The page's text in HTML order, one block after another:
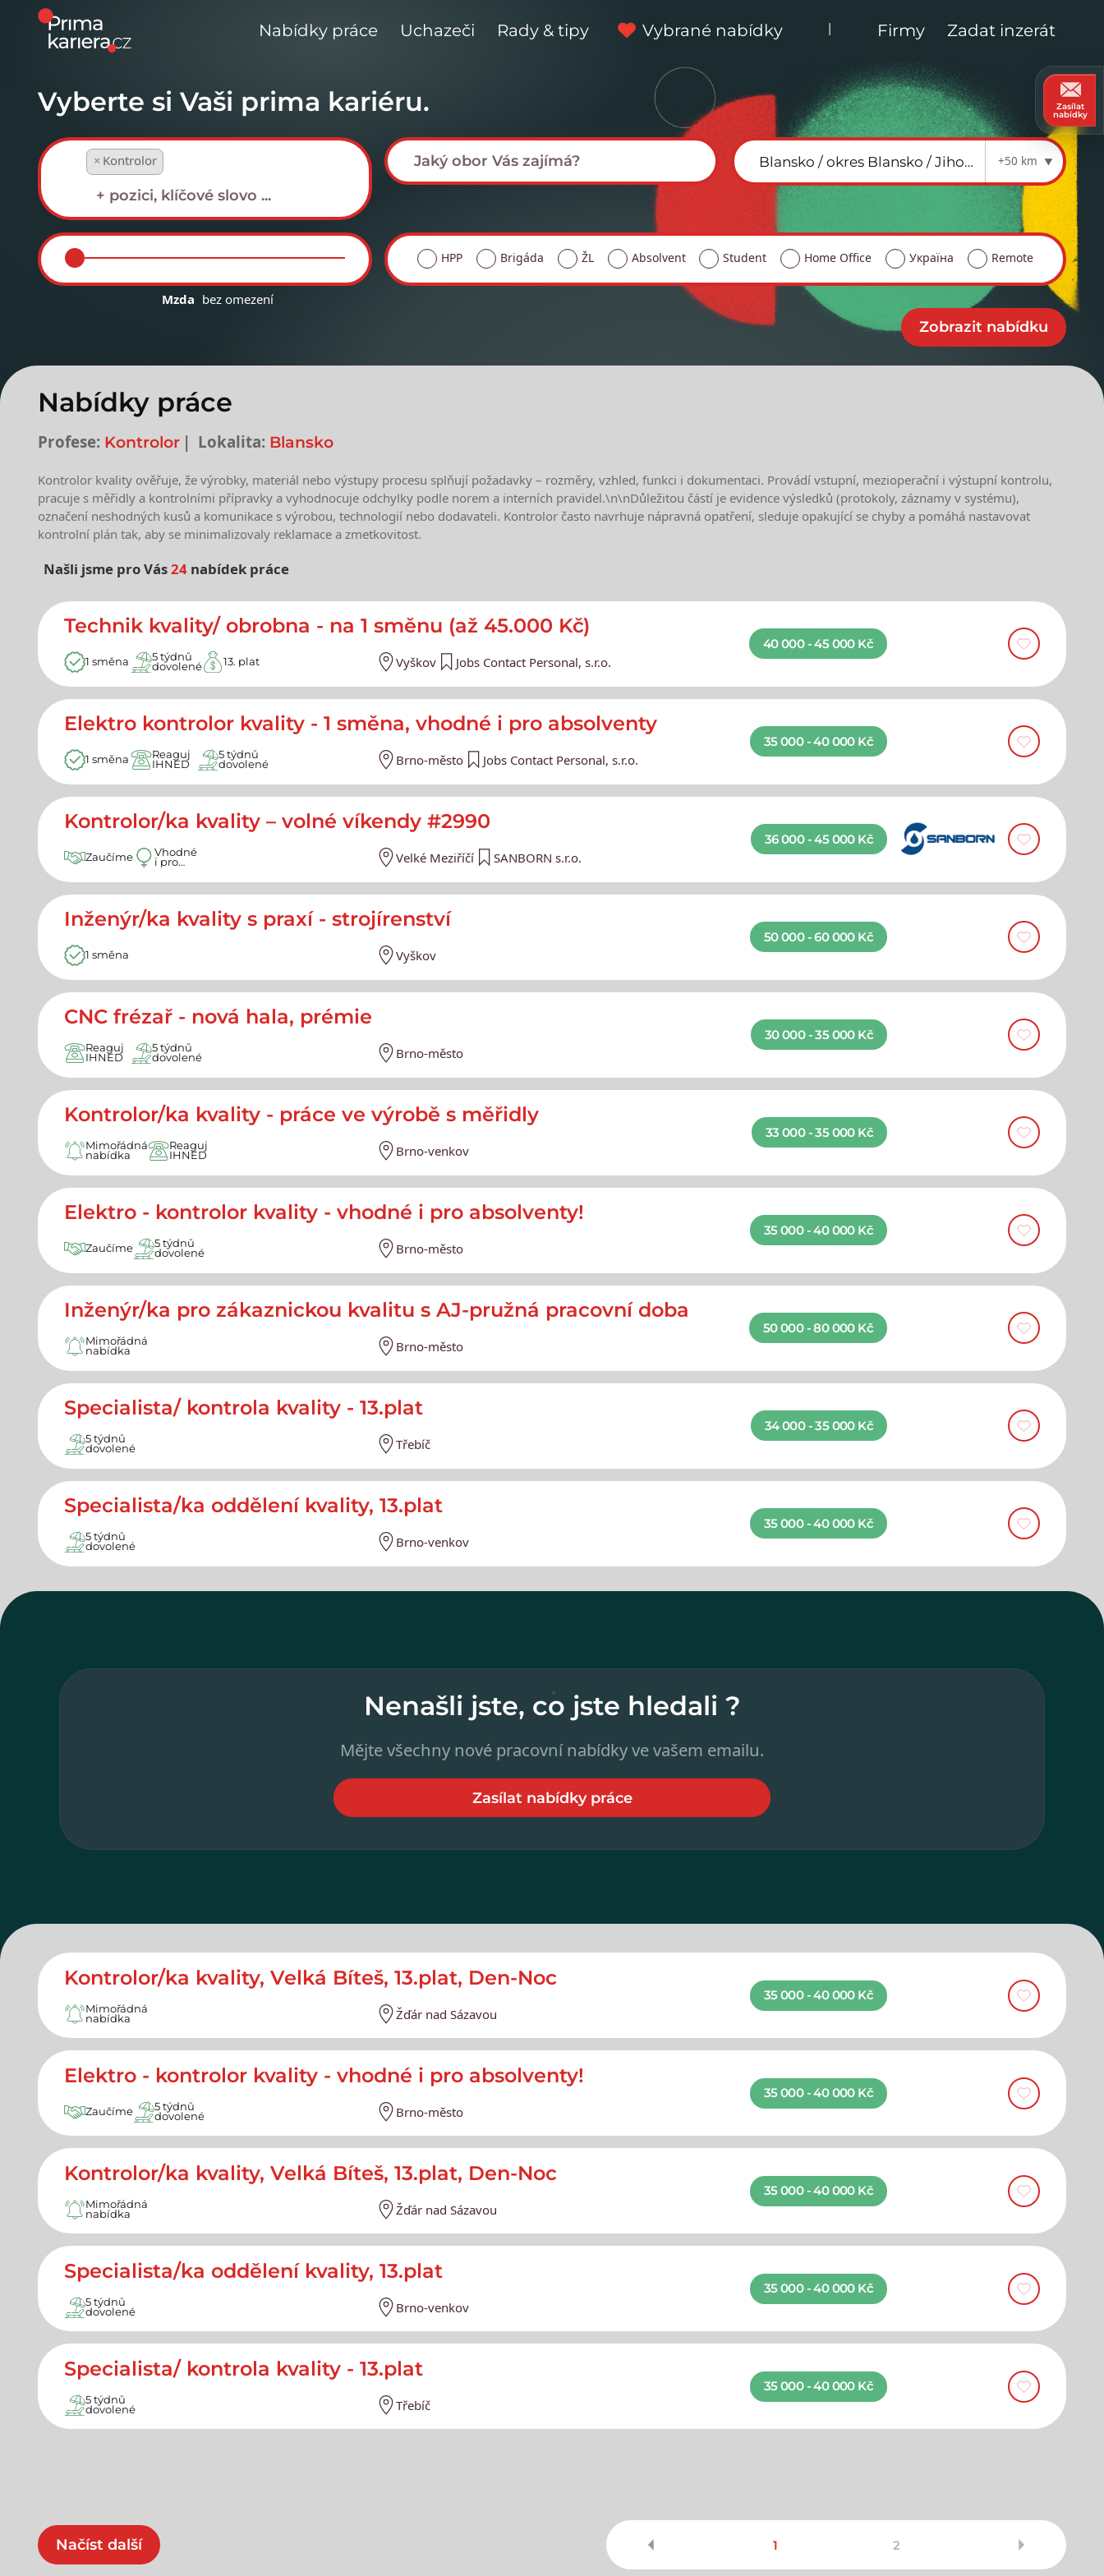
Nabídky práce Uchazeči Rady & tipy Vybrané nabídky | Firmy Zadat inzerát
Vyberte si Vaši prima kariéru.
× Kontrolor +50 km
Mzda bez omezení
HPP Brigáda ŽL Absolvent Student Home Office Україна Remote
Nabídky práce
Profese: Kontrolor Lokalita: Blansko
Kontrolor kvality ověřuje, že výrobky, materiál nebo výstupy procesu splňují požadavky – rozměry, vzhled, funkci i dokumentaci. Provádí vstupní, mezioperační i výstupní kontrolu,
pracuje s měřidly a kontrolními přípravky a vyhodnocuje odchylky podle norem a interních pravidel.\n\nDůležitou částí je evidence výsledků (protokoly, záznamy v systému),
označení neshodných kusů a komunikace s výrobou, technologií nebo dodavateli. Kontrolor často navrhuje nápravná opatření, sleduje opakující se chyby a pomáhá nastavovat
kontrolní plán tak, aby se minimalizovaly reklamace a zmetkovitost.
Našli jsme pro Vás24nabídek práce
Nejnovější nabídky práce
Technik kvality/ obrobna - na 1 směnu (až 45.000 Kč)
1 směna
5 týdnů
dovolené
13. plat Vyškov Jobs Contact Personal, s.r.o.
40 000 - 45 000 Kč
Elektro kontrolor kvality - 1 směna, vhodné i pro absolventy
1 směna
Reaguj
IHNED
5 týdnů
dovolené
Brno-město Jobs Contact Personal, s.r.o.
35 000 - 40 000 Kč
Kontrolor/ka kvality – volné víkendy #2990
Zaučíme
Vhodné
i pro
Velké Meziříčí SANBORN s.r.o.
36 000 - 45 000 Kč
Inženýr/ka kvality s praxí - strojírenství
1 směna Vyškov
50 000 - 60 000 Kč
CNC frézař - nová hala, prémie
Reaguj
IHNED
5 týdnů
dovolené
Brno-město
30 000 - 35 000 Kč
Kontrolor/ka kvality - práce ve výrobě s měřidly
Mimořádná
nabídka
Reaguj
IHNED
Brno-venkov
33 000 - 35 000 Kč
Elektro - kontrolor kvality - vhodné i pro absolventy!
Zaučíme
5 týdnů
dovolené
Brno-město
35 000 - 40 000 Kč
Inženýr/ka pro zákaznickou kvalitu s AJ-pružná pracovní doba
Mimořádná
nabídka
Brno-město
50 000 - 80 000 Kč
Specialista/ kontrola kvality - 13.plat
5 týdnů
dovolené
Třebíč
34 000 - 35 000 Kč
Specialista/ka oddělení kvality, 13.plat
5 týdnů
dovolené
Brno-venkov
35 000 - 40 000 Kč
Nenašli jste, co jste hledali ?
Mějte všechny nové pracovní nabídky ve vašem emailu.
Zasílat nabídky práce
Kontrolor/ka kvality, Velká Bíteš, 13.plat, Den-Noc
Mimořádná
nabídka
Žďár nad Sázavou
35 000 - 40 000 Kč
Elektro - kontrolor kvality - vhodné i pro absolventy!
Zaučíme
5 týdnů
dovolené
Brno-město
35 000 - 40 000 Kč
Kontrolor/ka kvality, Velká Bíteš, 13.plat, Den-Noc
Mimořádná
nabídka
Žďár nad Sázavou
35 000 - 40 000 Kč
Specialista/ka oddělení kvality, 13.plat
5 týdnů
dovolené
Brno-venkov
35 000 - 40 000 Kč
Specialista/ kontrola kvality - 13.plat
5 týdnů
dovolené
Třebíč
35 000 - 40 000 Kč
Načíst další 1 2
Zasílat
nabídky